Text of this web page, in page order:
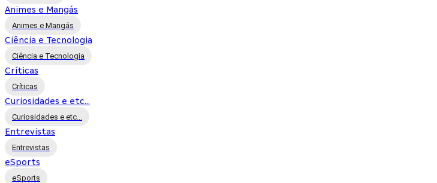
Animes e Mangás
Animes e Mangás
Ciência e Tecnologia
Ciência e Tecnologia
Críticas
Críticas
Curiosidades e etc...
Curiosidades e etc...
Entrevistas
Entrevistas
eSports
eSports